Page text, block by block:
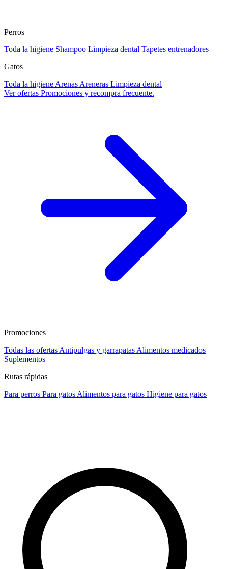
Perros
Toda la higiene Shampoo Limpieza dental Tapetes entrenadores
Gatos
Toda la higiene Arenas Areneras Limpieza dental
Ver ofertas Promociones y recompra frecuente.
Promociones
Todas las ofertas Antipulgas y garrapatas Alimentos medicados
Suplementos
Rutas rápidas
Para perros Para gatos Alimentos para gatos Higiene para gatos